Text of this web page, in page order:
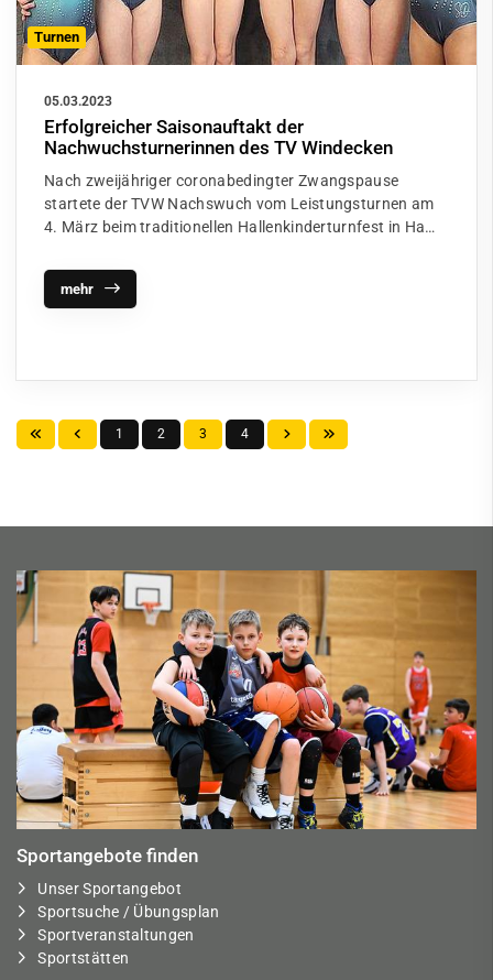
Turnen
05.03.2023
Erfolgreicher Saisonauftakt der
Nachwuchsturnerinnen des TV Windecken
Nach zweijähriger coronabedingter Zwangspause
startete der TVW Nachswuch vom Leistungsturnen am
4. März beim traditionellen Hallenkinderturnfest in Ha…
mehr
1 2 3 4
Sportangebote finden
Unser Sportangebot
Sportsuche / Übungsplan
Sportveranstaltungen
Sportstätten